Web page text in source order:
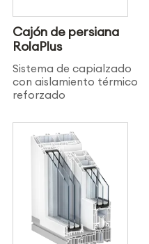
Cajón de persiana
RolaPlus
Sistema de capialzado
con aislamiento térmico
reforzado